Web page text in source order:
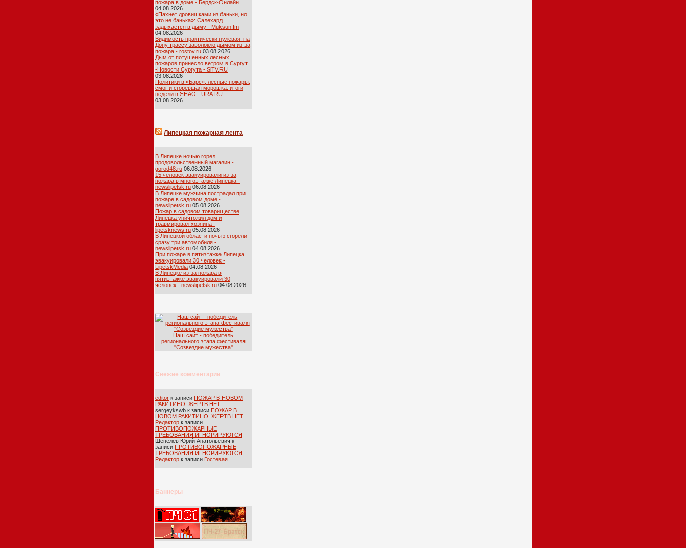
пожара в доме - Бердск-Онлайн
04.08.2026
«Пахнет дровишками из баньки, но
это не банька»: Салехард
задыхается в дыму - Muksun.fm
04.08.2026
Видимость практически нулевая: на
Дону трассу заволокло дымом из-за
пожара - rostov.ru 03.08.2026
Дым от потушенных лесных
пожаров принесло ветром в Сургут
-Новости Сургута - SiTV.RU
03.08.2026
Политики в «Барс», лесные пожары,
смог и сгоревшая морошка: итоги
недели в ЯНАО - URA.RU
03.08.2026
Липецкая пожарная лента
В Липецке ночью горел
продовольственный магазин -
gorod48.ru 06.08.2026
15 человек эвакуировали из-за
пожара в многоэтажке Липецка -
newslipetsk.ru 06.08.2026
В Липецке мужчина пострадал при
пожаре в садовом доме -
newslipetsk.ru 05.08.2026
Пожар в садовом товариществе
Липецка уничтожил дом и
травмировал хозяина -
lipetsknews.ru 05.08.2026
В Липецкой области ночью сгорели
сразу три автомобиля -
newslipetsk.ru 04.08.2026
При пожаре в пятиэтажке Липецка
эвакуировали 30 человек -
LipetskMedia 04.08.2026
В Липецке из-за пожара в
пятиэтажке эвакуировали 30
человек - newslipetsk.ru 04.08.2026
Наш сайт - победитель
регионального этапа фестиваля
''Созвездие мужества''
Свежие комментарии
editor к записи ПОЖАР В НОВОМ
РАКИТИНО. ЖЕРТВ НЕТ
sergeykswb к записи ПОЖАР В
НОВОМ РАКИТИНО. ЖЕРТВ НЕТ
Редактор к записи
ПРОТИВОПОЖАРНЫЕ
ТРЕБОВАНИЯ ИГНОРИРУЮТСЯ
Шепелев Юрий Анатольевич к
записи ПРОТИВОПОЖАРНЫЕ
ТРЕБОВАНИЯ ИГНОРИРУЮТСЯ
Редактор к записи Гостевая
Баннеры